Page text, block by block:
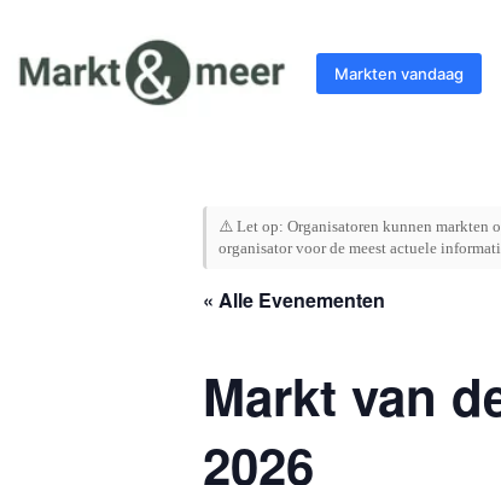
inhoud
Markten vandaag
⚠️ Let op: Organisatoren kunnen markten
organisator voor de meest actuele
« Alle Evenementen
Markt van
2026